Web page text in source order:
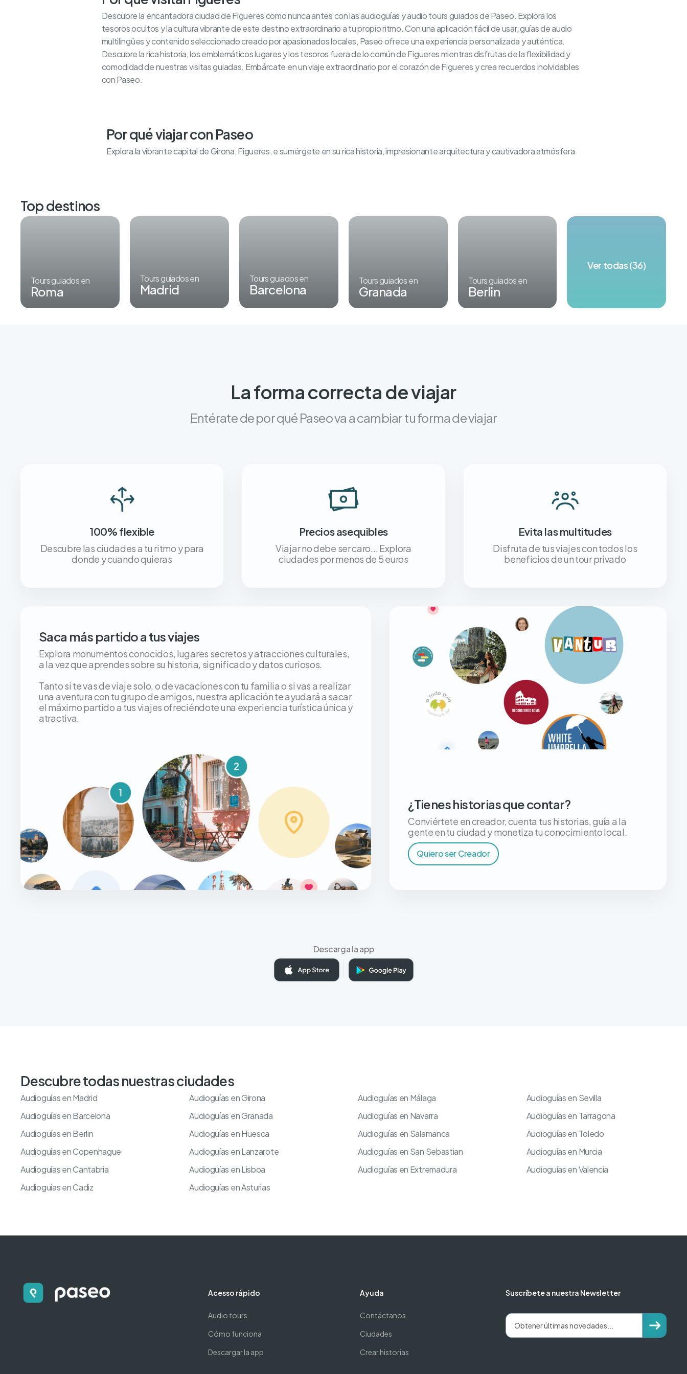
Descubre la encantadora ciudad de Figueres como nunca antes con las audioguías y audio tours guiados de Paseo. Explora los
tesoros ocultos y la cultura vibrante de este destino extraordinario a tu propio ritmo. Con una aplicación fácil de usar, guías de audio
multilingües y contenido seleccionado creado por apasionados locales, Paseo ofrece una experiencia personalizada y auténtica.
Descubre la rica historia, los emblemáticos lugares y los tesoros fuera de lo común de Figueres mientras disfrutas de la flexibilidad y
comodidad de nuestras visitas guiadas. Embárcate en un viaje extraordinario por el corazón de Figueres y crea recuerdos inolvidables
con Paseo.
Por qué viajar con Paseo
Explora la vibrante capital de Girona, Figueres, e sumérgete en su rica historia, impresionante arquitectura y cautivadora atmósfera.
Top destinos
Tours guiados en
Roma
Tours guiados en
Madrid
Tours guiados en
Barcelona
Tours guiados en
Granada
Tours guiados en
Berlin
Ver todas (36)
La forma correcta de viajar
Entérate de por qué Paseo va a cambiar tu forma de viajar
100% flexible
Descubre las ciudades a tu ritmo y para
donde y cuando quieras
Precios asequibles
Viajar no debe ser caro... Explora
ciudades por menos de 5 euros
Evita las multitudes
Disfruta de tus viajes con todos los
beneficios de un tour privado
Saca más partido a tus viajes
Explora monumentos conocidos, lugares secretos y atracciones culturales,
a la vez que aprendes sobre su historia, significado y datos curiosos.
Tanto si te vas de viaje solo, o de vacaciones con tu familia o si vas a realizar
una aventura con tu grupo de amigos, nuestra aplicación te ayudará a sacar
el máximo partido a tus viajes ofreciéndote una experiencia turística única y
atractiva.
¿Tienes historias que contar?
Conviértete en creador, cuenta tus historias, guía a la
gente en tu ciudad y monetiza tu conocimiento local.
Quiero ser Creador
Descarga la app
Descubre todas nuestras ciudades
Audioguías en Madrid
Audioguías en Barcelona
Audioguías en Berlin
Audioguías en Copenhague
Audioguías en Cantabria
Audioguías en Cadiz
Audioguías en Girona
Audioguías en Granada
Audioguías en Huesca
Audioguías en Lanzarote
Audioguías en Lisboa
Audioguías en Asturias
Audioguías en Málaga
Audioguías en Navarra
Audioguías en Salamanca
Audioguías en San Sebastian
Audioguías en Extremadura
Audioguías en Sevilla
Audioguías en Tarragona
Audioguías en Toledo
Audioguías en Murcia
Audioguías en Valencia
Acesso rápido
Audio tours
Cómo funciona
Descargar la app
Ayuda
Contáctanos
Ciudades
Crear historias
Suscríbete a nuestra Newsletter